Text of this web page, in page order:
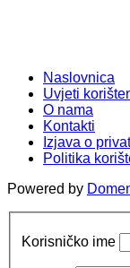
Naslovnica
Uvjeti
O nama
Kontakti
Izjava o
Politika
Powered by
Korisničko ime